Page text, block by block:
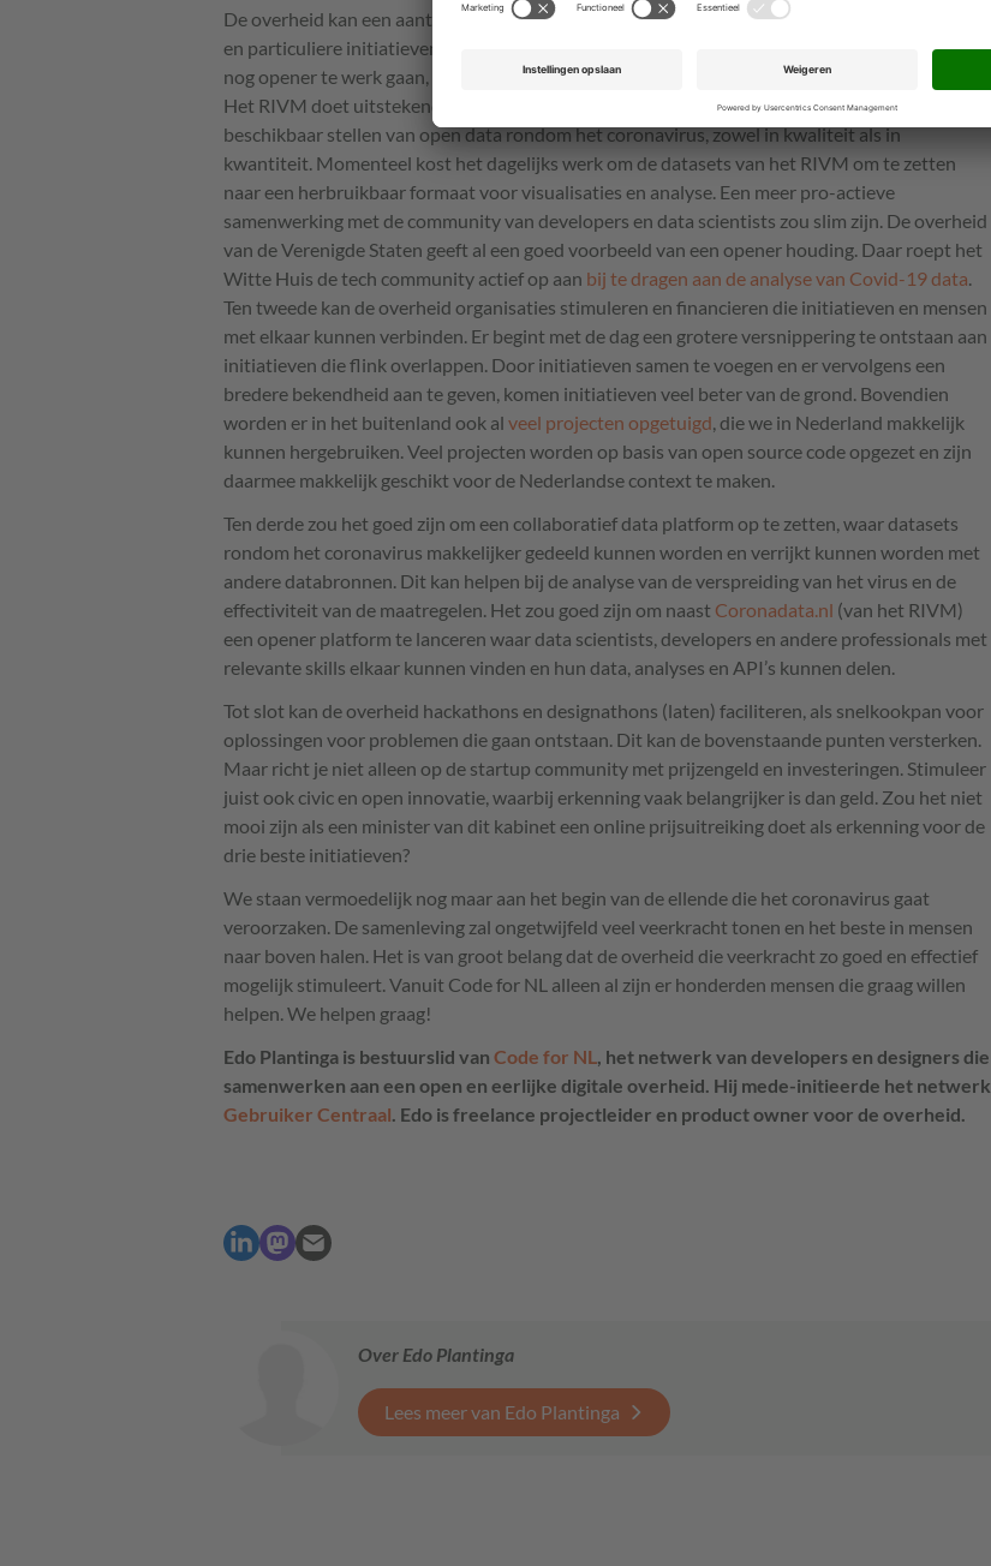
De overheid kan een aantal zaken doen om de innovatie vanuit maatschappelijke organisaties
en particuliere initiatieven beter te ondersteunen en stimuleren. Ten eerste kan de overheid
nog opener te werk gaan, zodat actieve burgers makkelijker kunnen helpen. Een voorbeeld.
Het RIVM doet uitstekend werk, maar het zou goed zijn als ze meer aandacht gaven aan het
beschikbaar stellen van open data rondom het coronavirus, zowel in kwaliteit als in
kwantiteit. Momenteel kost het dagelijks werk om de datasets van het RIVM om te zetten
naar een herbruikbaar formaat voor visualisaties en analyse. Een meer pro-actieve
samenwerking met de community van developers en data scientists zou slim zijn. De overheid
van de Verenigde Staten geeft al een goed voorbeeld van een opener houding. Daar roept het
Witte Huis de tech community actief op aan bij te dragen aan de analyse van Covid-19 data
Ten tweede kan de overheid organisaties stimuleren en financieren die initiatieven en mensen
met elkaar kunnen verbinden. Er begint met de dag een grotere versnippering te ontstaan aan
initiatieven die flink overlappen. Door initiatieven samen te voegen en er vervolgens een
bredere bekendheid aan te geven, komen initiatieven veel beter van de grond. Bovendien
worden er in het buitenland ook al veel projecten opgetuigd , die we in Nederland makkelijk
kunnen hergebruiken. Veel projecten worden op basis van open source code opgezet en zijn
daarmee makkelijk geschikt voor de Nederlandse context te maken.
Ten derde zou het goed zijn om een collaboratief data platform op te zetten, waar datasets
rondom het coronavirus makkelijker gedeeld kunnen worden en verrijkt kunnen worden met
andere databronnen. Dit kan helpen bij de analyse van de verspreiding van het virus en de
effectiviteit van de maatregelen. Het zou goed zijn om naast Coronadata.nl (van het RIVM)
een opener platform te lanceren waar data scientists, developers en andere professionals met
relevante skills elkaar kunnen vinden en hun data, analyses en API’s kunnen delen.
Tot slot kan de overheid hackathons en designathons (laten) faciliteren, als snelkookpan voor
oplossingen voor problemen die gaan ontstaan. Dit kan de bovenstaande punten versterken.
Maar richt je niet alleen op de startup community met prijzengeld en investeringen. Stimuleer
juist ook civic en open innovatie, waarbij erkenning vaak belangrijker is dan geld. Zou het niet
mooi zijn als een minister van dit kabinet een online prijsuitreiking doet als erkenning voor de
drie beste initiatieven?
We staan vermoedelijk nog maar aan het begin van de ellende die het coronavirus gaat
veroorzaken. De samenleving zal ongetwijfeld veel veerkracht tonen en het beste in mensen
naar boven halen. Het is van groot belang dat de overheid die veerkracht zo goed en effectief
mogelijk stimuleert. Vanuit Code for NL alleen al zijn er honderden mensen die graag willen
helpen. We helpen graag!
Edo Plantinga is bestuurslid van Code for NL
, het netwerk van developers en designers die
samenwerken aan een open en eerlijke digitale overheid. Hij mede-initieerde het netwerk
Gebruiker Centraal . Edo is freelance projectleider en product owner voor de overheid.
Over Edo Plantinga
Lees meer van Edo Plantinga